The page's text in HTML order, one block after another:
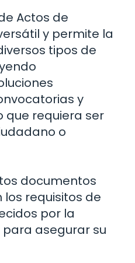
Actos de
y permite la
tipos de
y
que requiera ser
o
documentos
requisitos de
por la
asegurar su